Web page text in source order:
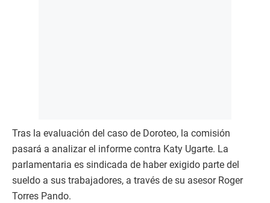
Tras la evaluación del caso de Doroteo, la comisión
pasará a analizar el informe contra Katy Ugarte. La
parlamentaria es sindicada de haber exigido parte del
sueldo a sus trabajadores, a través de su asesor Roger
Torres Pando.